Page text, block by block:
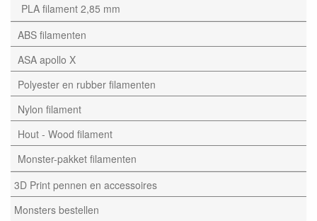
PLA filament 2,85 mm
ABS filamenten
ASA apollo X
Polyester en rubber filamenten
Nylon filament
Hout - Wood filament
Monster-pakket filamenten
3D Print pennen en accessoires
Monsters bestellen